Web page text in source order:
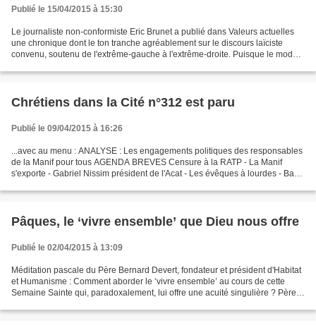
Publié le 15/04/2015 à 15:30
Le journaliste non-conformiste Eric Brunet a publié dans Valeurs actuelles
une chronique dont le ton tranche agréablement sur le discours laïciste
convenu, soutenu de l'extrême-gauche à l'extrême-droite. Puisque le modèle
Chrétiens dans la Cité n°312 est paru
Publié le 09/04/2015 à 16:26
...avec au menu : ANALYSE : Les engagements politiques des responsables
de la Manif pour tous AGENDA BREVES Censure à la RATP - La Manif
s'exporte - Gabriel Nissim président de l'Acat - Les évêques à lourdes - Bar
Pâques, le ‘vivre ensemble’ que Dieu nous offre
Publié le 02/04/2015 à 13:09
Méditation pascale du Père Bernard Devert, fondateur et président d'Habitat
et Humanisme : Comment aborder le ‘vivre ensemble’ au cours de cette
Semaine Sainte qui, paradoxalement, lui offre une acuité singulière ? Père,